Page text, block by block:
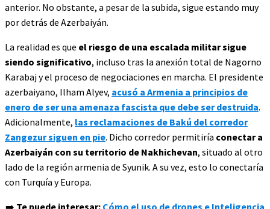
anterior. No obstante, a pesar de la subida, sigue estando muy
por detrás de Azerbaiyán.
La realidad es que el riesgo de una escalada militar sigue
siendo significativo, incluso tras la anexión total de Nagorno
Karabaj y el proceso de negociaciones en marcha. El presidente
azerbaiyano, Ilham Alyev, acusó a Armenia a principios de
enero de ser una amenaza fascista que debe ser destruida.
Adicionalmente, las reclamaciones de Bakú del corredor
Zangezur siguen en pie. Dicho corredor permitiría conectar a
Azerbaiyán con su territorio de Nakhichevan, situado al otro
lado de la región armenia de Syunik. A su vez, esto lo conectaría
con Turquía y Europa.
➡️ Te puede interesar: Cómo el uso de drones e Inteligencia